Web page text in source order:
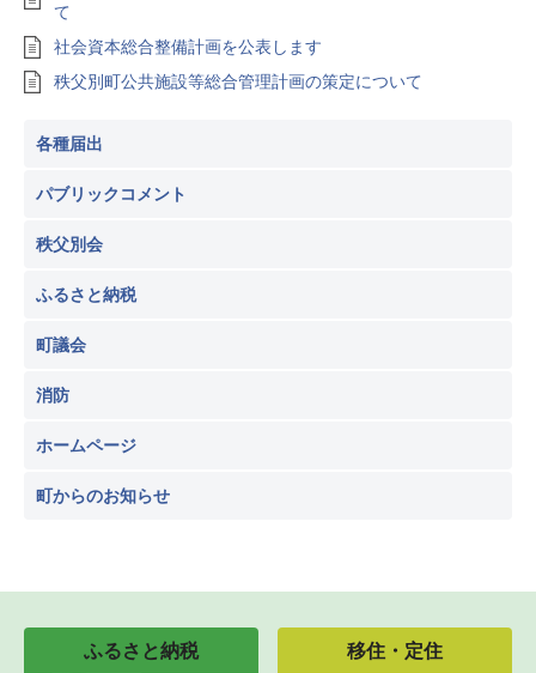
て
社会資本総合整備計画を公表します
秩父別町公共施設等総合管理計画の策定について
各種届出
パブリックコメント
秩父別会
ふるさと納税
町議会
消防
ホームページ
町からのお知らせ
ふるさと納税 移住・定住